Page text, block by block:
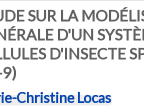
SUR LA
D'UN
D'INSECTE
Christine Locas